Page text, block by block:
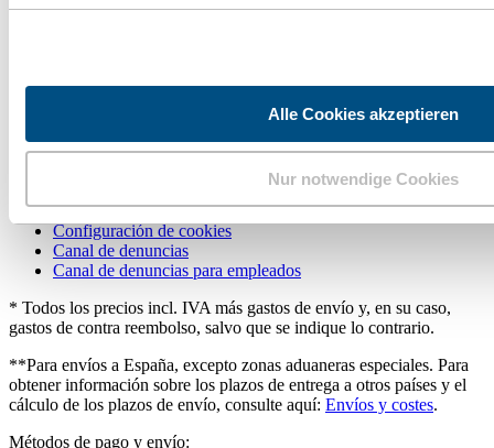
Alle Cookies akzeptieren
Nur notwendige Cookies
Información
FAQ - Preguntas más frecuentes
Aviso de privacidad
Configuración de cookies
Canal de denuncias
Canal de denuncias para empleados
* Todos los precios incl. IVA más gastos de envío y, en su caso,
gastos de contra reembolso, salvo que se indique lo contrario.
**Para envíos a España, excepto zonas aduaneras especiales. Para
obtener información sobre los plazos de entrega a otros países y el
cálculo de los plazos de envío, consulte aquí: Envíos y costes.
Métodos de pago y envío: